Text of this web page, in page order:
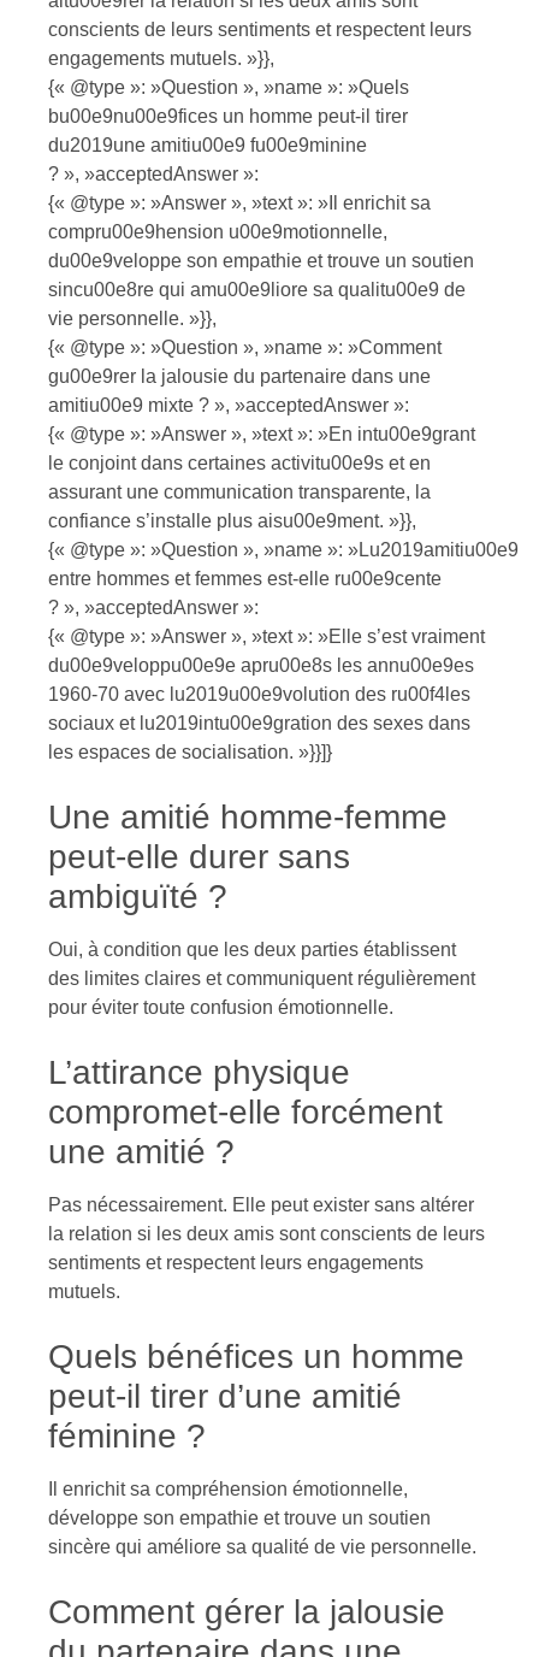
conscients de leurs sentiments et respectent leurs
engagements mutuels. »}},
{« @type »: »Question », »name »: »Quels
bu00e9nu00e9fices un homme peut-il tirer
du2019une amitiu00e9 fu00e9minine
? », »acceptedAnswer »:
{« @type »: »Answer », »text »: »Il enrichit sa
compru00e9hension u00e9motionnelle,
du00e9veloppe son empathie et trouve un soutien
sincu00e8re qui amu00e9liore sa qualitu00e9 de
vie personnelle. »}},
{« @type »: »Question », »name »: »Comment
gu00e9rer la jalousie du partenaire dans une
amitiu00e9 mixte ? », »acceptedAnswer »:
{« @type »: »Answer », »text »: »En intu00e9grant
le conjoint dans certaines activitu00e9s et en
assurant une communication transparente, la
confiance s’installe plus aisu00e9ment. »}},
{« @type »: »Question », »name »: »Lu2019amitiu00e9
entre hommes et femmes est-elle ru00e9cente
? », »acceptedAnswer »:
{« @type »: »Answer », »text »: »Elle s’est vraiment
du00e9veloppu00e9e apru00e8s les annu00e9es
1960-70 avec lu2019u00e9volution des ru00f4les
sociaux et lu2019intu00e9gration des sexes dans
les espaces de socialisation. »}}]}
Une amitié homme-femme
peut-elle durer sans
ambiguïté ?
Oui, à condition que les deux parties établissent
des limites claires et communiquent régulièrement
pour éviter toute confusion émotionnelle.
L’attirance physique
compromet-elle forcément
une amitié ?
Pas nécessairement. Elle peut exister sans altérer
la relation si les deux amis sont conscients de leurs
sentiments et respectent leurs engagements
mutuels.
Quels bénéfices un homme
peut-il tirer d’une amitié
féminine ?
Il enrichit sa compréhension émotionnelle,
développe son empathie et trouve un soutien
sincère qui améliore sa qualité de vie personnelle.
Comment gérer la jalousie